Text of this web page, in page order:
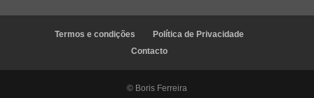
Termos e condições
Política de Privacidade
Contacto
© Boris Ferreira